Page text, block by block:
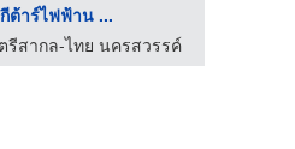
ต้าร์ไฟฟ้าน ...
รีสากล-ไทย นครสวรรค์